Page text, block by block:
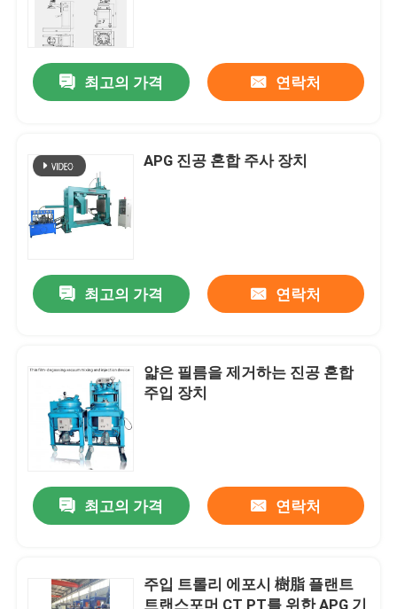
제품 소개
최고의 가격 연락처
APG 진공 혼합 주사 장치
최고의 가격 연락처
얇은 필름을 제거하는 진공 혼합
주입 장치
최고의 가격 연락처
주입 트롤리 에포시 樹脂 플랜트
트랜스포머 CT PT를 위한 APG 기